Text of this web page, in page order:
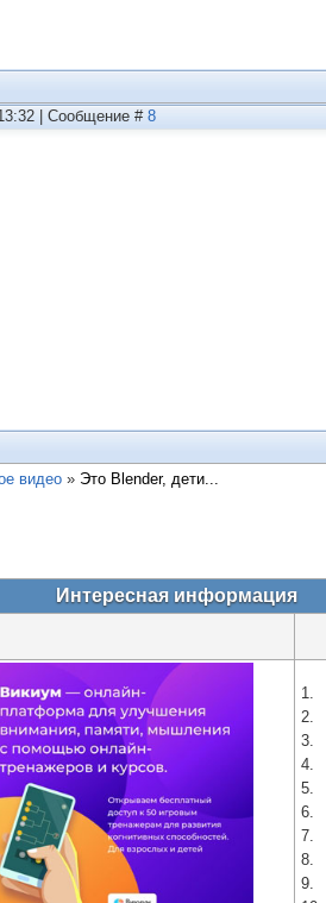
| Сообщение # 8
видео » Это Blender, дети...
Интересная информация
1.
2.
3.
4.
5.
6.
7.
8.
9.